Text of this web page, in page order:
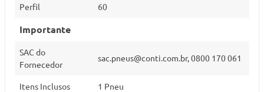
Perfil 60
Importante
SAC do
Fornecedor
sac.pneus@conti.com.br, 0800 170 061
Itens Inclusos 1 Pneu